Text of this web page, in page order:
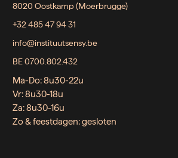
8020 Oostkamp (Moerbrugge)
+32 485 47 94 31
info@instituutsensy.be
BE 0700.802.432
Ma-Do: 8u30-22u
Vr: 8u30-18u
Za: 8u30-16u
Zo & feestdagen: gesloten